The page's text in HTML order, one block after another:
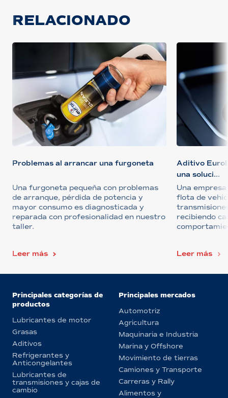
RELACIONADO
Problemas al arrancar una furgoneta
Una furgoneta pequeña con problemas
de arranque, pérdida de potencia y
mayor consumo es diagnosticada y
reparada con profesionalidad en nuestro
taller.
Leer más
Aditivo
una soluci...
Una
flota de
recibiendo
Leer más
Principales categorías de
productos
Lubricantes de motor
Grasas
Aditivos
Refrigerantes y
Anticongelantes
Lubricantes de
transmisiones y cajas de
cambio
Principales mercados
Automotriz
Agricultura
Maquinaria e Industria
Marina y Offshore
Movimiento de tierras
Camiones y Transporte
Carreras y Rally
Alimentos y